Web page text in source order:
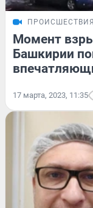
ПРОИСШЕСТВИЯ
Момент
Башкирии
17 марта, 2023, 11:35